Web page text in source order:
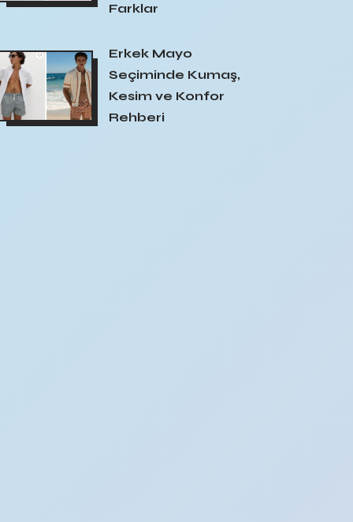
Farklar
Erkek Mayo
Seçiminde Kumaş,
Kesim ve Konfor
Rehberi